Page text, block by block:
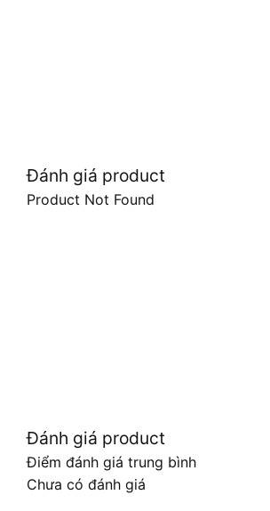
Đánh giá product
Product Not Found
Đánh giá product
Điểm đánh giá trung bình
Chưa có đánh giá